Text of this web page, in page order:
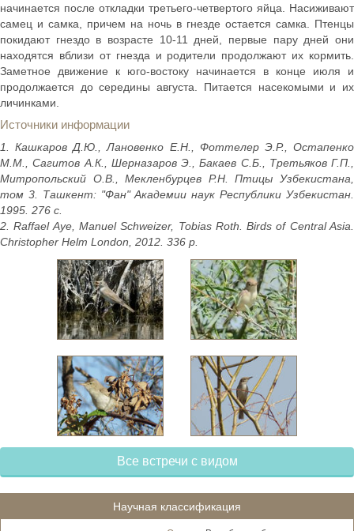
начинается после откладки третьего-четвертого яйца. Насиживают
самец и самка, причем на ночь в гнезде остается самка. Птенцы
покидают гнездо в возрасте 10-11 дней, первые пару дней они
находятся вблизи от гнезда и родители продолжают их кормить.
Заметное движение к юго-востоку начинается в конце июля и
продолжается до середины августа. Питается насекомыми и их
личинками.
Источники информации
1. Кашкаров Д.Ю., Лановенко Е.Н., Фоттелер Э.Р., Остапенко
М.М., Сагитов А.К., Шерназаров Э., Бакаев С.Б., Третьяков Г.П.,
Митропольский О.В., Мекленбурцев Р.Н. Птицы Узбекистана,
том 3. Ташкент: "Фан" Академии наук Республики Узбекистан.
1995. 276 с.
2. Raffael Aye, Manuel Schweizer, Tobias Roth. Birds of Central Asia.
Christopher Helm London, 2012. 336 p.
Все встречи с видом
Научная классификация